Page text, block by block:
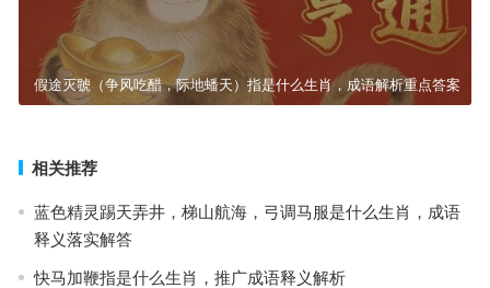
假途灭虢（争风吃醋，际地蟠天）指是什么生肖，成语解析重点答案
相关推荐
蓝色精灵踢天弄井，梯山航海，弓调马服是什么生肖，成语
释义落实解答
快马加鞭指是什么生肖，推广成语释义解析